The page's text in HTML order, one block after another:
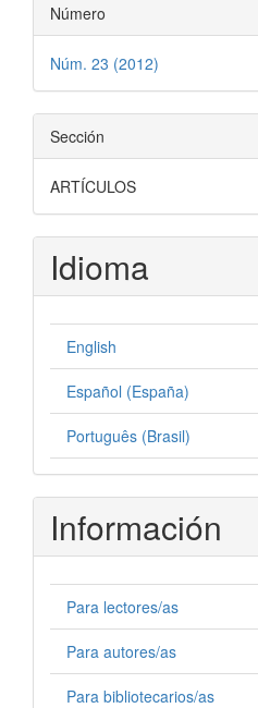
Número
Núm. 23 (2012)
Sección
ARTÍCULOS
Idioma
English
Español (España)
Português (Brasil)
Información
Para lectores/as
Para autores/as
Para bibliotecarios/as